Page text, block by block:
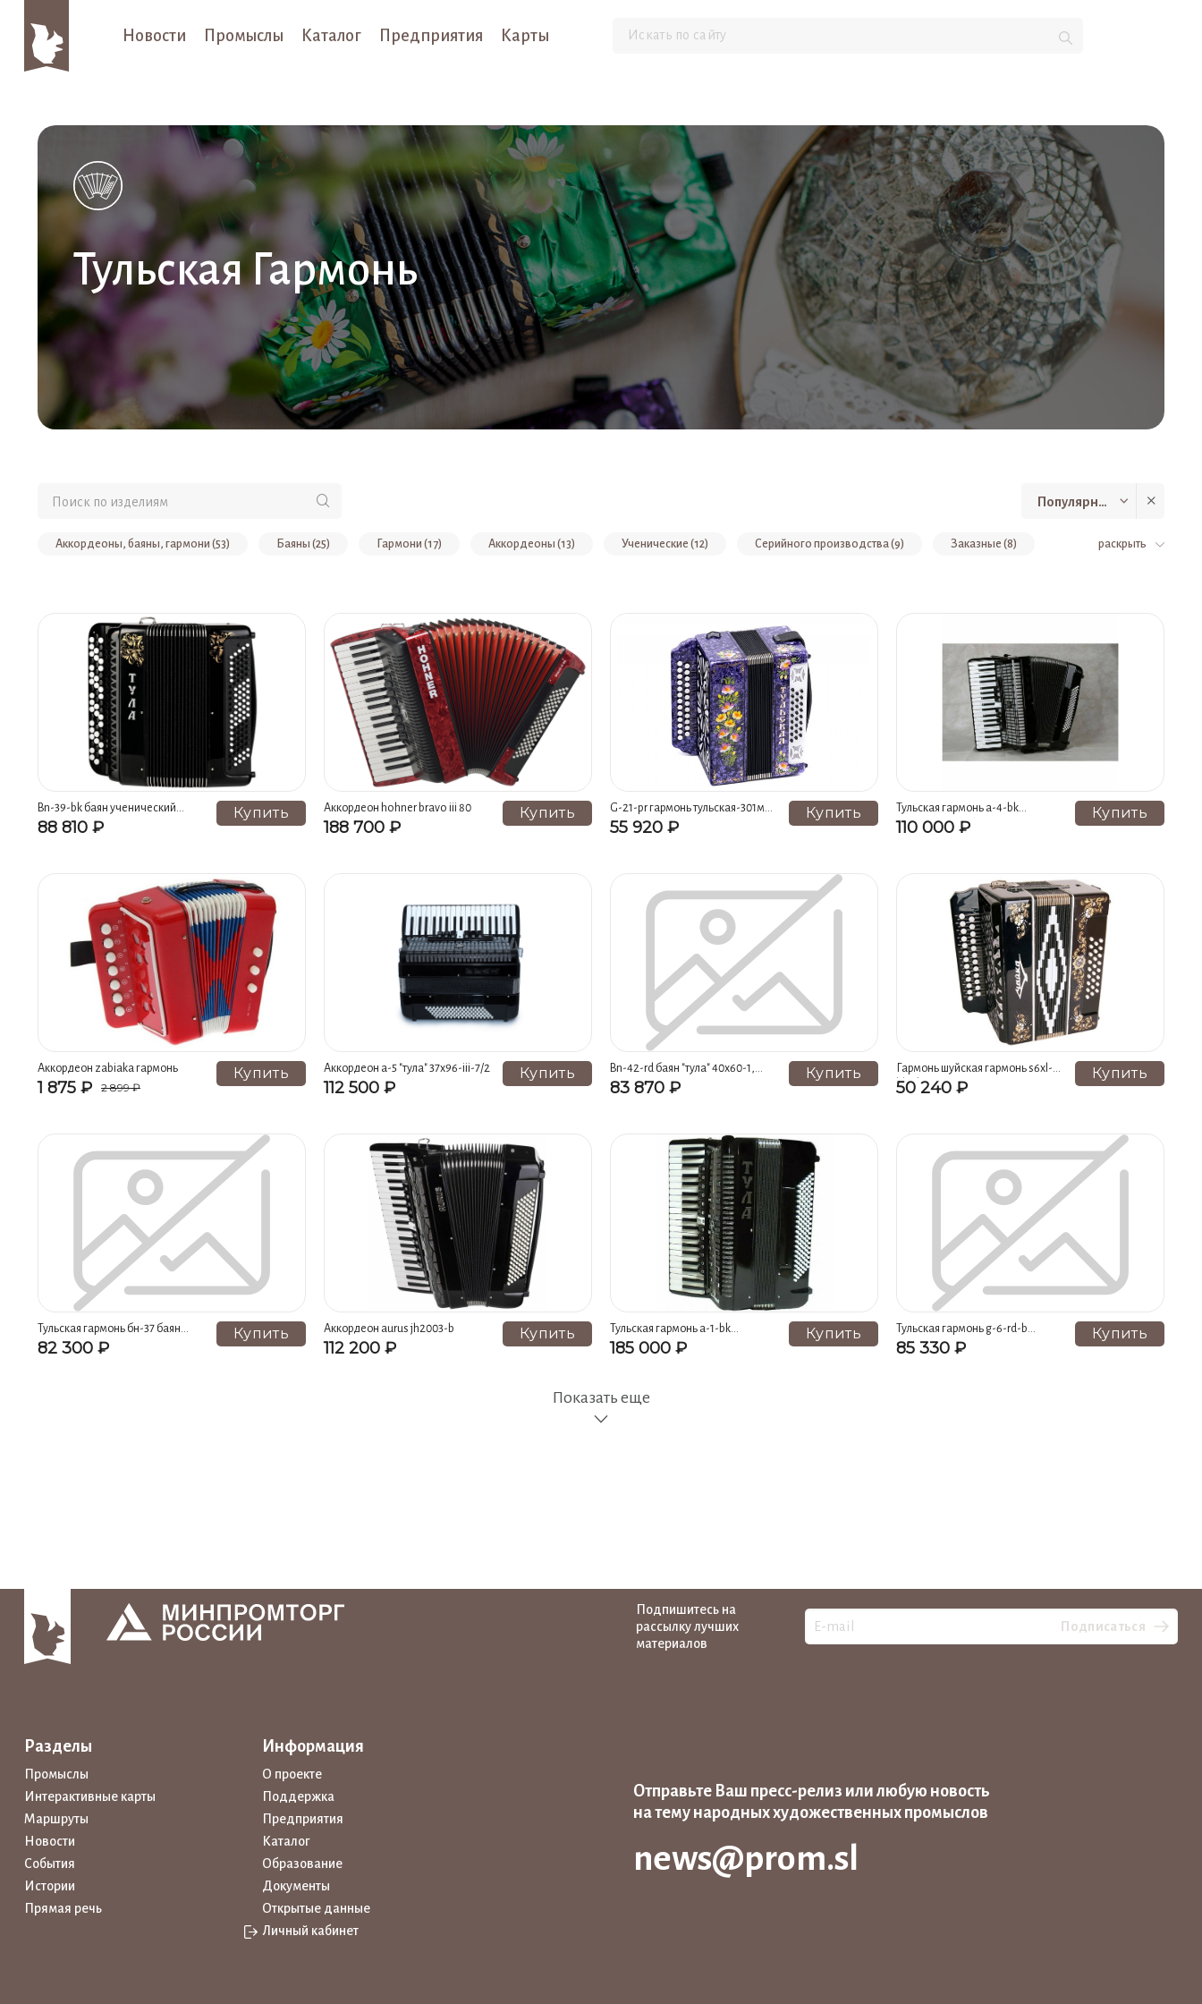
Новости Промыслы Каталог Предприятия Карты
Тульская Гармонь
Популярные
раскрыть
Аккордеоны, баяны, гармони (53) Баяны (25) Гармони (17) Аккордеоны (13) Ученические (12) Серийного производства (9) Заказные (8)
Bn-39-bk баян ученический
двухголосный "тула-210", 55х100-
88 810 ₽
Купить Аккордеон hohner bravo iii 80
188 700 ₽
Купить
G-21-pr гармонь тульская-301м
25х25-iii с двумя ремнями,
55 920 ₽
Купить
Тульская гармонь а-4-bk
аккордеон "тула" 37х80-iii-7 2
110 000 ₽
Купить
Аккордеон zabiaka гармонь
1 875 ₽ 2 899 ₽
Купить Аккордеон а-5 "тула" 37х96-iii-7/2
112 500 ₽
Купить
Bn-42-rd баян "тула" 40х60-1,
детский, красный, тульская
83 870 ₽
Купить
Гармонь шуйская гармонь s6xl-a-
black
50 240 ₽
Купить
Тульская гармонь бн-37 баян
ученический двухголосный
82 300 ₽
Купить Аккордеон aurus jh2003-b
112 200 ₽
Купить
Тульская гармонь а-1-bk
аккордеон "тула" 41х120-iv-13 6
185 000 ₽
Купить
Тульская гармонь g-6-rd-b
гармонь тульская-301м 25х25-iii
85 330 ₽
Купить
Показать еще
Подпишитесь на
рассылку лучших
материалов
Подписаться
Разделы
Промыслы
Интерактивные карты
Маршруты
Новости
События
Истории
Прямая речь
Информация
О проекте
Поддержка
Предприятия
Каталог
Образование
Документы
Открытые данные
Личный кабинет
Отправьте Ваш пресс-релиз или любую новость
на тему народных художественных промыслов
news@prom.sl